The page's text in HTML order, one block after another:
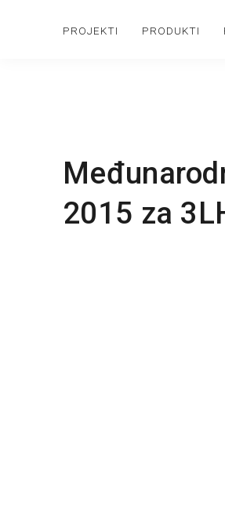
PROJEKTI PRODUKTI
2015 za